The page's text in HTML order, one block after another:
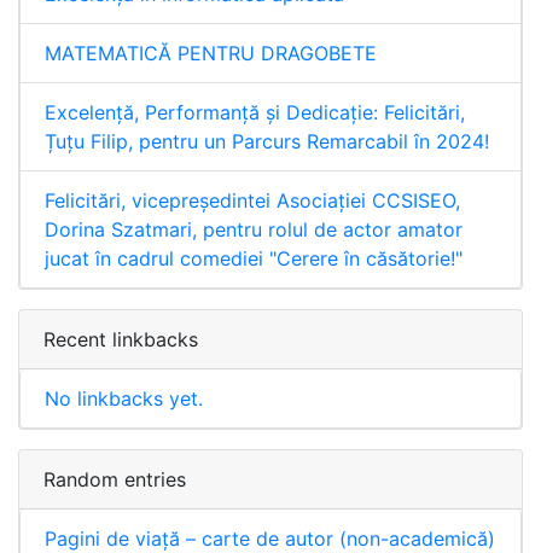
MATEMATICĂ PENTRU DRAGOBETE
Excelență, Performanță și Dedicație: Felicitări,
Țuțu Filip, pentru un Parcurs Remarcabil în 2024!
Felicitări, vicepreședintei Asociației CCSISEO,
Dorina Szatmari, pentru rolul de actor amator
jucat în cadrul comediei "Cerere în căsătorie!"
Recent linkbacks
No linkbacks yet.
Random entries
Pagini de viață – carte de autor (non-academică)